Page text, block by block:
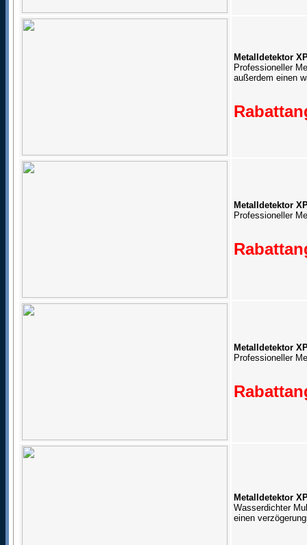
Metalldetektor
Professioneller
außerdem einen
Metalldetektor
Professioneller
Metalldetektor
Professioneller
Metalldetektor
Wasserdichter
einen